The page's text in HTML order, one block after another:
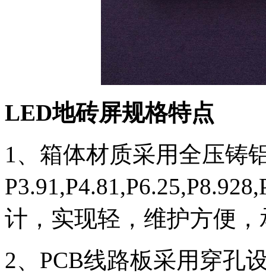
LED地砖屏规格特点
1、箱体材质采用全压铸
计，实现轻，维护方便
2、PCB线路板采用穿孔